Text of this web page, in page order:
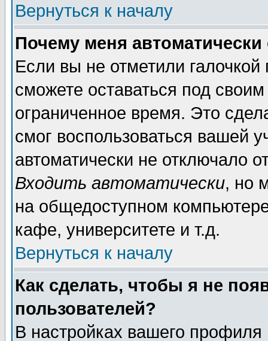
Вернуться к началу
Почему меня автоматически
Если вы не отметили галочкой
сможете оставаться под
ограниченное время. Это
смог воспользоваться вашей
автоматически не отключало
Входить автоматически, но
на общедоступном
кафе, университете и т.д.
Вернуться к началу
Как сделать, чтобы я не
пользователей?
В настройках вашего